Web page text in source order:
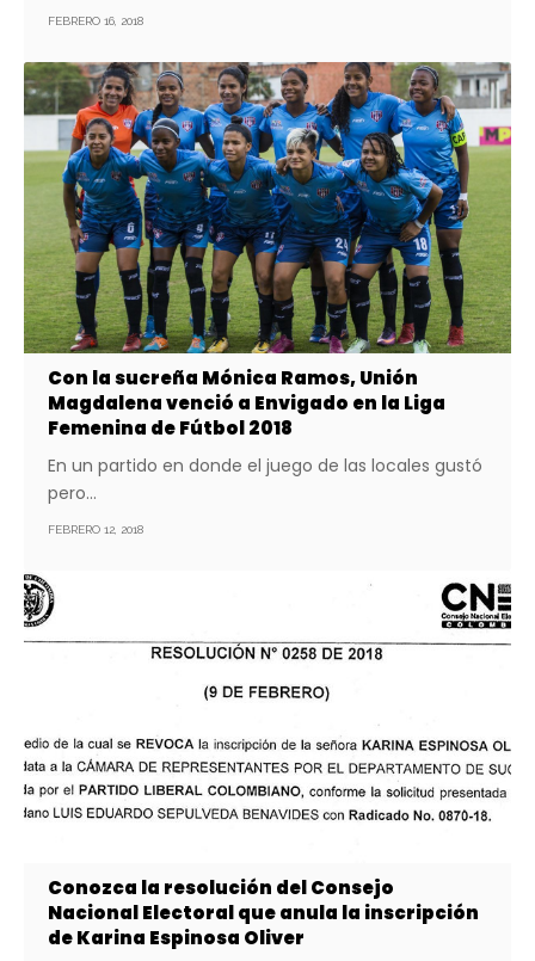
FEBRERO 16, 2018
Con la sucreña Mónica Ramos, Unión
Magdalena venció a Envigado en la Liga
Femenina de Fútbol 2018
En un partido en donde el juego de las locales gustó
pero…
FEBRERO 12, 2018
Conozca la resolución del Consejo
Nacional Electoral que anula la inscripción
de Karina Espinosa Oliver